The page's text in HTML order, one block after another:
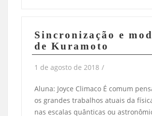
Sincronização e
de Kuramoto
1 de agosto de 2018 /
Aluna: Joyce Climaco É comum
os grandes trabalhos atuais da
nas escalas quânticas ou